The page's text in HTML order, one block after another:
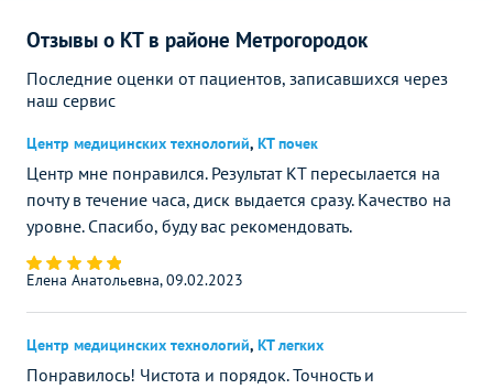
Отзывы о КТ в районе Метрогородок
Последние оценки от пациентов, записавшихся через
наш сервис
Центр медицинских технологий, КТ почек
Центр мне понравился. Результат КТ пересылается на
почту в течение часа, диск выдается сразу. Качество на
уровне. Спасибо, буду вас рекомендовать.
Елена Анатольевна, 09.02.2023
Центр медицинских технологий, КТ легких
Понравилось! Чистота и порядок. Точность и